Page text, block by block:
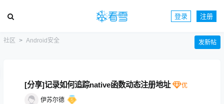
登录 注册
社区 Android安全 发新帖
[分享]记录如何追踪native函数动态注册地址
伊苏尔德